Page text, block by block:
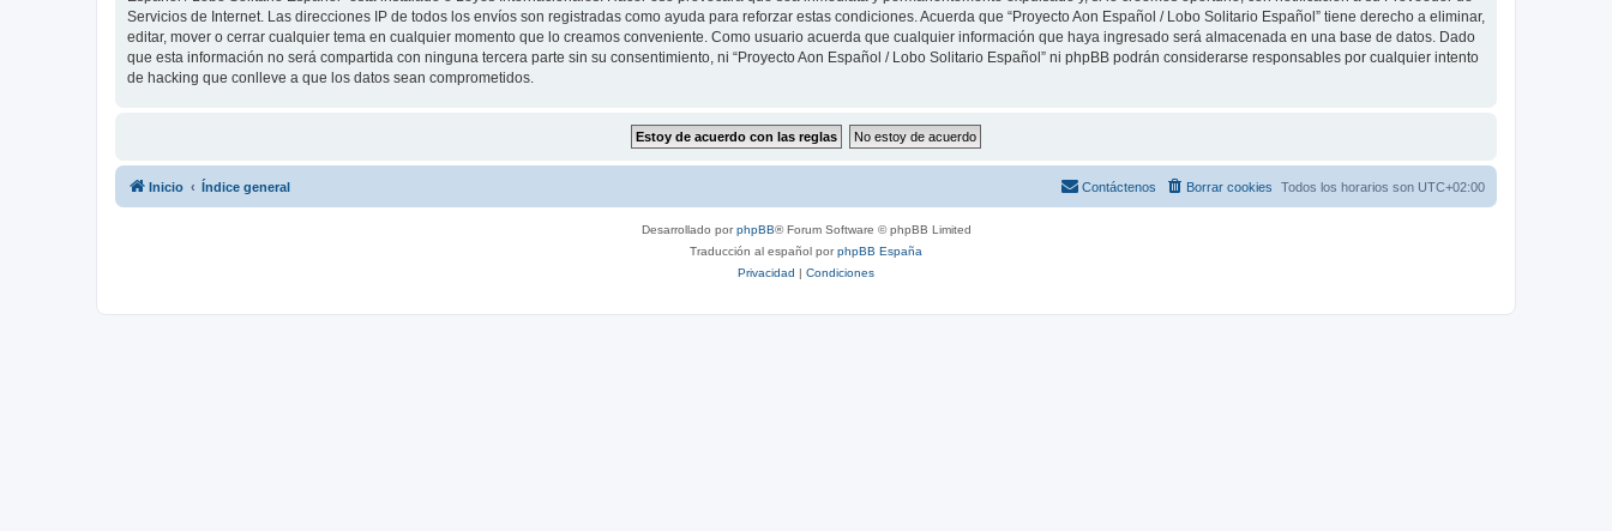
Servicios de Internet. Las direcciones IP de todos los envíos son registradas como ayuda para reforzar estas condiciones. Acuerda que “Proyecto Aon Español / Lobo Solitario Español” tiene derecho a eliminar,
editar, mover o cerrar cualquier tema en cualquier momento que lo creamos conveniente. Como usuario acuerda que cualquier información que haya ingresado será almacenada en una base de datos. Dado
que esta información no será compartida con ninguna tercera parte sin su consentimiento, ni “Proyecto Aon Español / Lobo Solitario Español” ni phpBB podrán considerarse responsables por cualquier intento
de hacking que conlleve a que los datos sean comprometidos.
Inicio Índice general Todos los horarios son UTC+02:00
Borrar cookies
Contáctenos
Desarrollado porphpBB® Forum Software © phpBB Limited
Traducción al español porphpBB España
Privacidad | Condiciones